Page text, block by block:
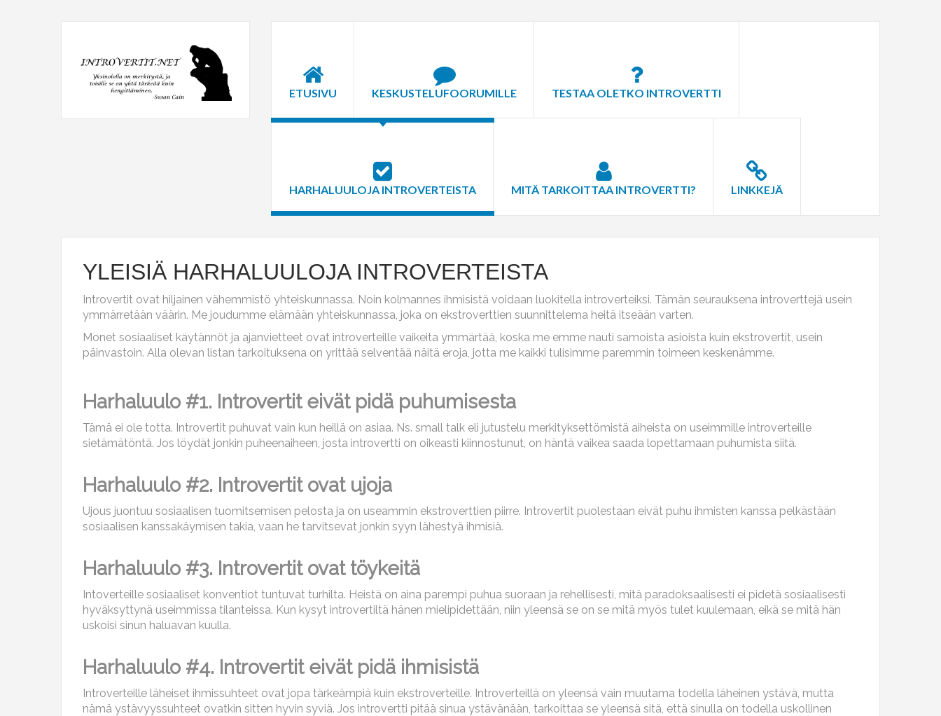
ETUSIVU KESKUSTELUFOORUMILLE TESTAA OLETKO INTROVERTTI
HARHALUULOJA INTROVERTEISTA MITÄ TARKOITTAA INTROVERTTI? LINKKEJÄ
YLEISIÄ HARHALUULOJA INTROVERTEISTA
Introvertit ovat hiljainen vähemmistö yhteiskunnassa. Noin kolmannes ihmisistä voidaan luokitella introverteiksi. Tämän seurauksena introverttejä usein
ymmärretään väärin. Me joudumme elämään yhteiskunnassa, joka on ekstroverttien suunnittelema heitä itseään varten.
Monet sosiaaliset käytännöt ja ajanvietteet ovat introverteille vaikeita ymmärtää, koska me emme nauti samoista asioista kuin ekstrovertit, usein
päinvastoin. Alla olevan listan tarkoituksena on yrittää selventää näitä eroja, jotta me kaikki tulisimme paremmin toimeen keskenämme.
Harhaluulo #1. Introvertit eivät pidä puhumisesta
Tämä ei ole totta. Introvertit puhuvat vain kun heillä on asiaa. Ns. small talk eli jutustelu merkityksettömistä aiheista on useimmille introverteille
sietämätöntä. Jos löydät jonkin puheenaiheen, josta introvertti on oikeasti kiinnostunut, on häntä vaikea saada lopettamaan puhumista siitä.
Harhaluulo #2. Introvertit ovat ujoja
Ujous juontuu sosiaalisen tuomitsemisen pelosta ja on useammin ekstroverttien piirre. Introvertit puolestaan eivät puhu ihmisten kanssa pelkästään
sosiaalisen kanssakäymisen takia, vaan he tarvitsevat jonkin syyn lähestyä ihmisiä.
Harhaluulo #3. Introvertit ovat töykeitä
Intoverteille sosiaaliset konventiot tuntuvat turhilta. Heistä on aina parempi puhua suoraan ja rehellisesti, mitä paradoksaalisesti ei pidetä sosiaalisesti
hyväksyttynä useimmissa tilanteissa. Kun kysyt introvertiltä hänen mielipidettään, niin yleensä se on se mitä myös tulet kuulemaan, eikä se mitä hän
uskoisi sinun haluavan kuulla.
Harhaluulo #4. Introvertit eivät pidä ihmisistä
Introverteille läheiset ihmissuhteet ovat jopa tärkeämpiä kuin ekstroverteille. Introverteillä on yleensä vain muutama todella läheinen ystävä, mutta
nämä ystävyyssuhteet ovatkin sitten hyvin syviä. Jos introvertti pitää sinua ystävänään, tarkoittaa se yleensä sitä, että sinulla on todella uskollinen